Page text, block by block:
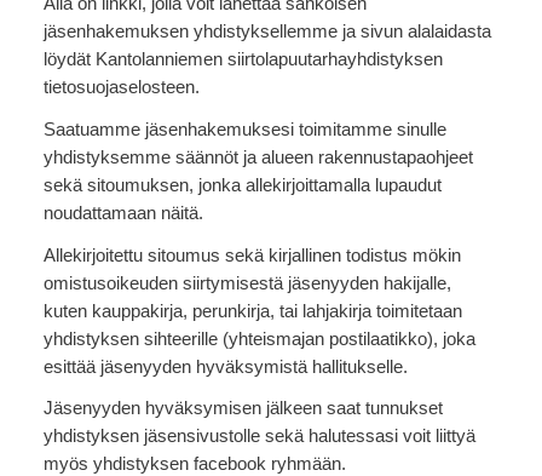
jäsenhakemuksen yhdistyksellemme ja sivun alalaidasta
löydät Kantolanniemen siirtolapuutarhayhdistyksen
tietosuojaselosteen.
Saatuamme jäsenhakemuksesi toimitamme sinulle
yhdistyksemme säännöt ja alueen rakennustapaohjeet
sekä sitoumuksen, jonka allekirjoittamalla lupaudut
noudattamaan näitä.
Allekirjoitettu sitoumus sekä kirjallinen todistus mökin
omistusoikeuden siirtymisestä jäsenyyden hakijalle,
kuten kauppakirja, perunkirja, tai lahjakirja toimitetaan
yhdistyksen sihteerille (yhteismajan postilaatikko), joka
esittää jäsenyyden hyväksymistä hallitukselle.
Jäsenyyden hyväksymisen jälkeen saat tunnukset
yhdistyksen jäsensivustolle sekä halutessasi voit liittyä
myös yhdistyksen facebook ryhmään.